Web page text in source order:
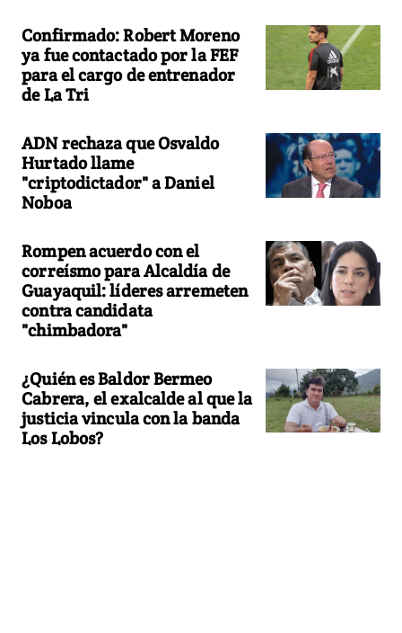
Confirmado: Robert Moreno
ya fue contactado por la FEF
para el cargo de entrenador
de La Tri
ADN rechaza que Osvaldo
Hurtado llame
"criptodictador" a Daniel
Noboa
Rompen acuerdo con el
correísmo para Alcaldía de
Guayaquil: líderes arremeten
contra candidata
"chimbadora"
¿Quién es Baldor Bermeo
Cabrera, el exalcalde al que la
justicia vincula con la banda
Los Lobos?